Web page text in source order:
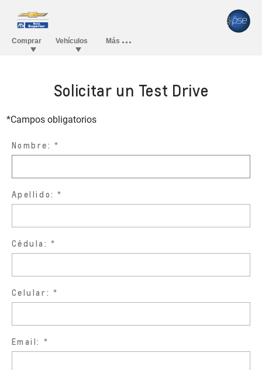
Solicitar un Test Drive
*Campos obligatorios
Nombre:
Apellido:
Cédula:
Celular:
Email: